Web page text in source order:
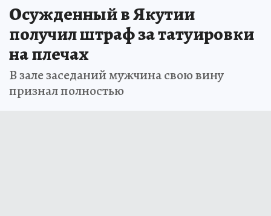
Осужденный в Якутии
получил штраф за татуировки
на плечах
В зале заседаний мужчина свою вину
признал полностью